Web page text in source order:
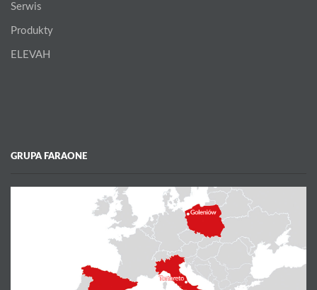
Serwis
Produkty
ELEVAH
GRUPA FARAONE